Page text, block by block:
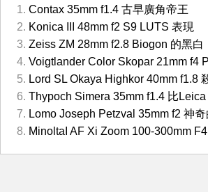
Contax 35mm f1.4 古早廣角帝王
Konica III 48mm f2 S9 LUTS 表現
Zeiss ZM 28mm f2.8 Biogon 的黑白
Voigtlander Color Skopar 21mm f4
Lord SL Okaya Highkor 40mm f1.8
Thypoch Simera 35mm f1.4 比
Lomo Joseph Petzval 35mm f2 神
MinoltaI AF Xi Zoom 100-300mm